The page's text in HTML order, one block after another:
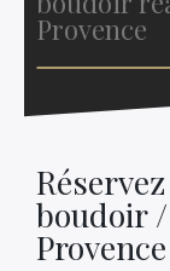
Provence
boudoir
Provence